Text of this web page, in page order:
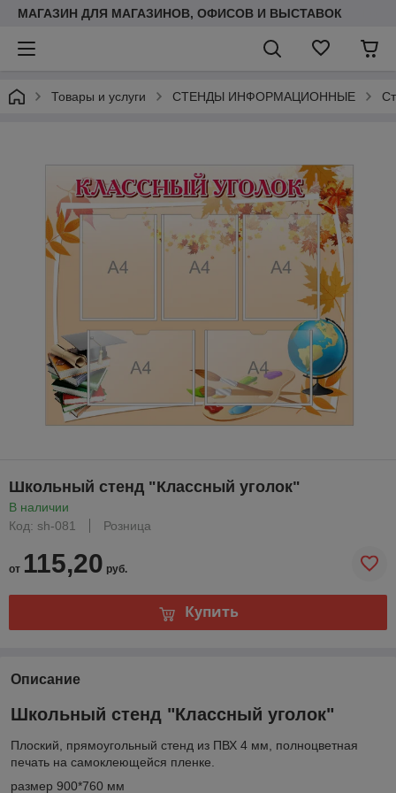
МАГАЗИН ДЛЯ МАГАЗИНОВ, ОФИСОВ И ВЫСТАВОК
Товары и услуги СТЕНДЫ ИНФОРМАЦИОННЫЕ
Школьный стенд "Классный уголок"
В наличии
Код: sh-081
Розница
от 115,20 руб.
Купить
Описание
Школьный стенд "Классный уголок"
Плоский, прямоугольный стенд из ПВХ 4 мм, полноцветная
печать на самоклеющейся пленке.
размер 900*760 мм